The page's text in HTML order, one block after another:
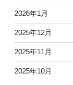
2026年1月
2025年12月
2025年11月
2025年10月